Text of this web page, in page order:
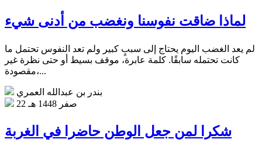
لماذا ضاقت نفوسنا ونغضب من أدنى شيء
لم يعد الغضب اليوم يحتاج إلى سببٍ كبير ولم تعد النفوس تحتمل ما
كانت تحتمله سابقًا. كلمة عابرة، موقف بسيط أو حتى نظرة غير
مقصودة،...
بندر بن عبدالله العمري
22 صفر 1448 هـ
شكرا لمن جعل الوطن حاضرا في الغربة